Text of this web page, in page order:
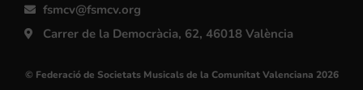
fsmcv@fsmcv.org
Carrer de la Democràcia, 62, 46018 València
© Federació de Societats Musicals de la Comunitat Valenciana 2026